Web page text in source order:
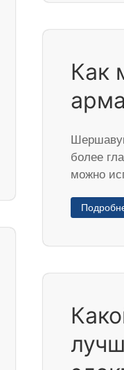
Как
более
можно